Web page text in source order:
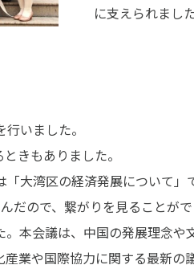
に支えられました
いました。
きもありました。
大湾区の経済発展について
ので、繋がりを見ることがで
本会議は、中国の発展理念や
業や国際協力に関する最新の